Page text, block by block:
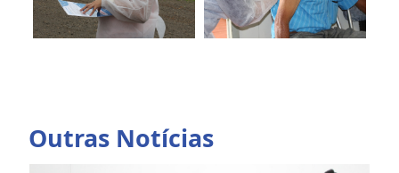
Outras Notícias